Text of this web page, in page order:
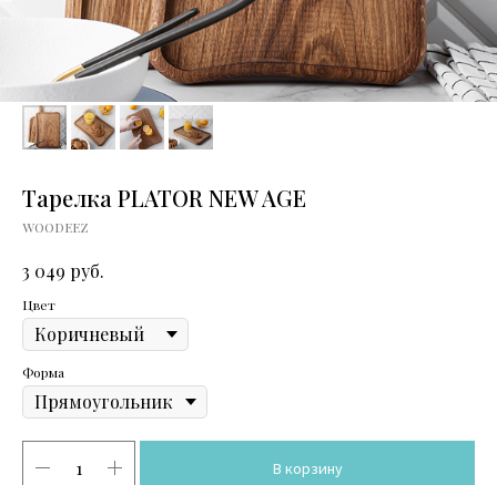
Тарелка PLATOR NEW AGE
WOODEEZ
3 049 руб.
Цвет
Форма
В корзину